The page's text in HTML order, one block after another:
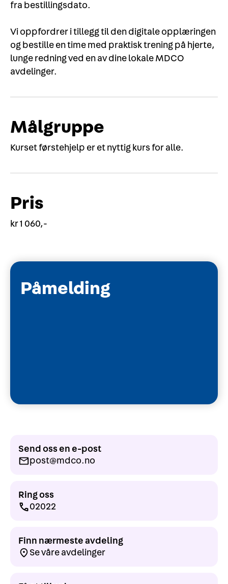
fra bestillingsdato.
Vi oppfordrer i tillegg til den digitale opplæringen
og bestille en time med praktisk trening på hjerte,
lunge redning ved en av dine lokale MDCO
avdelinger.
Målgruppe
Kurset førstehjelp er et nyttig kurs for alle.
Pris
kr 1 060,-
Påmelding
Send oss en e-post
post@mdco.no
Ring oss
02022
Finn nærmeste avdeling
Se våre avdelinger